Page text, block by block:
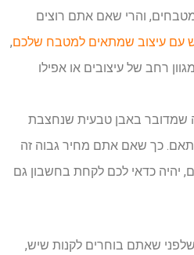
והרי שאם אתם רוצים
עם עיצוב שמתאים למטבח שלכם,
רחב של עיצובים או אפילו
שמדובר באבן טבעית שנחצבת
כך שאם אתם מחיר גבוה זה
יהיה כדאי לכם לקחת בחשבון גם
שאתם בוחרים לקנות שיש,